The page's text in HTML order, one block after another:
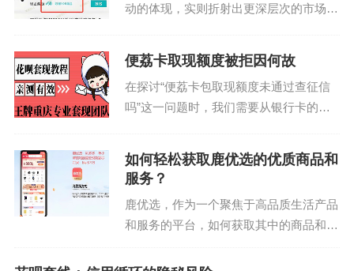
动的体现，实则折射出更深层次的市场情
态下的“刚需”与“投机”行为。一方面，得
物上的商品真伪鉴...
便荔卡取现额度被拒因何故
在探讨“便荔卡包取现额度未通过查征信
吗”这一问题时，我们需要从银行卡的申
行一系列审核步骤，其中包括对个人信用
记录的查询。这种查询...
如何轻松获取鹿优选的优质商品和
服务？
鹿优选，作为一个聚焦于高品质生活产品
和服务的平台，如何获取其中的商品和服
的获取方式主要依赖于用户在平台上进行